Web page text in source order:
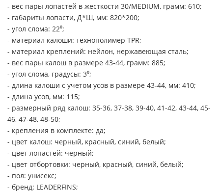
- вес пары лопастей в жесткости 30/MEDIUM, грамм: 610;
- габариты лопасти, Д*Ш, мм: 820*200;
- угол слома: 22⁰;
- материал калоши: технополимер TPR;
- материал креплений: нейлон, нержавеющая сталь;
- вес пары калош в размере 43-44, грамм: 885;
- угол слома, градусы: 3⁰;
- длина калоши с учетом усов в размере 43-44, мм: 410;
- длина усов, мм: 115;
- размерный ряд калош: 35-36, 37-38, 39-40, 41-42, 43-44, 45-
46, 47-48, 48-50;
- крепления в комплекте: да;
- цвет калош: черный, красный, синий, белый;
- цвет лопастей: черный;
- цвет отбортовки: черный, красный, синий, белый;
- пол: унисекс;
- бренд: LEADERFINS;